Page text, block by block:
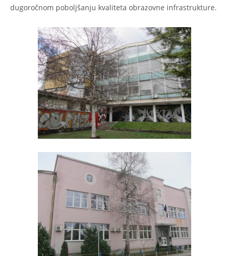
dugoročnom poboljšanju kvaliteta obrazovne infrastrukture.